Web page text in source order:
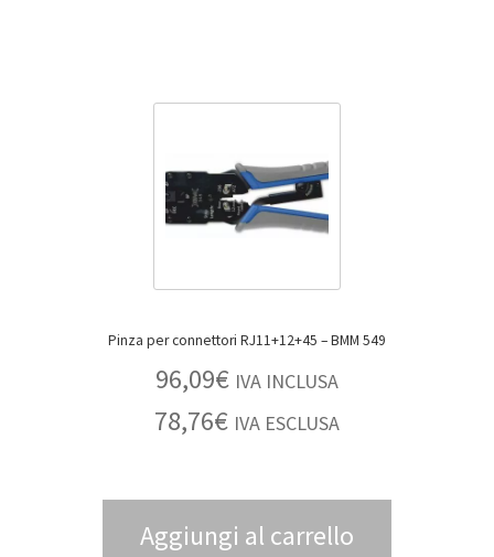
Pinza per connettori RJ11+12+45 – BMM 549
96,09€ IVA INCLUSA
78,76€ IVA ESCLUSA
Aggiungi al carrello